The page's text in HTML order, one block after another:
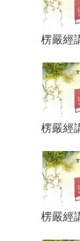
楞嚴經
楞嚴經
楞嚴經